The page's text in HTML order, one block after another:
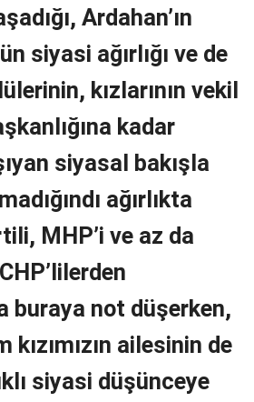
Ardahan’ın
siyasi ağırlığı ve de
kızlarının vekil
kadar
siyasal bakışla
ağırlıkta
MHP’i ve az da
buraya not düşerken,
kızımızın ailesinin de
siyasi düşünceye